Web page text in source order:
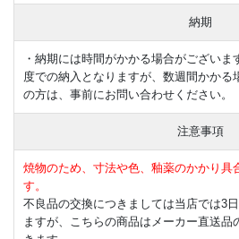
納期
・納期には時間がかかる場合がござい
度での納入となりますが、数週間かかる
の方は、事前にお問い合わせください。
注意事項
焼物のため、寸法や色、釉薬のかかり具
す。
不良品の交換につきましては当店では3
ますが、こちらの商品はメーカー直送